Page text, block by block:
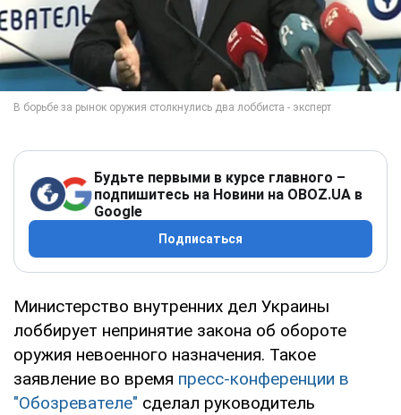
Будьте первыми в курсе главного –
подпишитесь на Новини на OBOZ.UA в
Google
Подписаться
Министерство внутренних дел Украины
лоббирует непринятие закона об обороте
оружия невоенного назначения. Такое
заявление во время пресс-конференции в
"Обозревателе" сделал руководитель